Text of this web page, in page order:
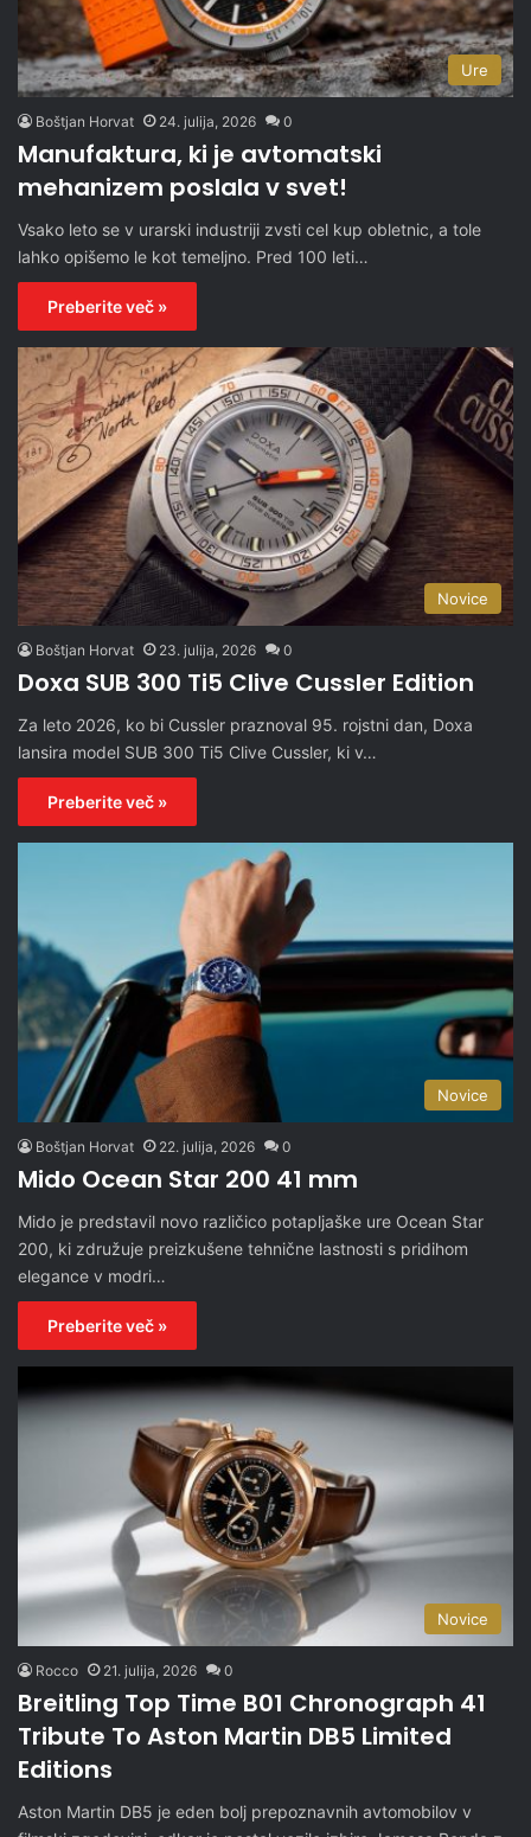
Ure
Boštjan Horvat 24. julija, 2026 0
Manufaktura, ki je avtomatski
mehanizem poslala v svet!
Vsako leto se v urarski industriji zvsti cel kup obletnic, a tole
lahko opišemo le kot temeljno. Pred 100 leti…
Preberite več »
Novice
Boštjan Horvat 23. julija, 2026 0
Doxa SUB 300 Ti5 Clive Cussler Edition
Za leto 2026, ko bi Cussler praznoval 95. rojstni dan, Doxa
lansira model SUB 300 Ti5 Clive Cussler, ki v…
Preberite več »
Novice
Boštjan Horvat 22. julija, 2026 0
Mido Ocean Star 200 41 mm
Mido je predstavil novo različico potapljaške ure Ocean Star
200, ki združuje preizkušene tehnične lastnosti s pridihom
elegance v modri…
Preberite več »
Novice
Rocco 21. julija, 2026 0
Breitling Top Time B01 Chronograph 41
Tribute To Aston Martin DB5 Limited
Editions
Aston Martin DB5 je eden bolj prepoznavnih avtomobilov v